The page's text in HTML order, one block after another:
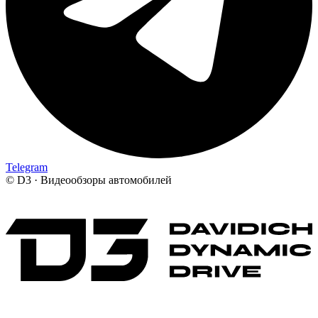
Telegram
© D3 · Видеообзоры автомобилей